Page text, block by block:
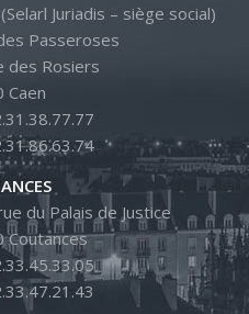
(Selarl Juriadis – siège social)
Passeroses
des Rosiers
Caen
du Palais de Justice
Coutances